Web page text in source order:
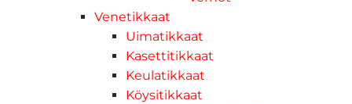
Venetikkaat
Uimatikkaat
Kasettitikkaat
Keulatikkaat
Köysitikkaat